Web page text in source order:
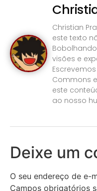
Christian
este texto
visões e
Commons
este
ao nosso
Deixe um
O seu endereço de e-
Campos obrigatórios